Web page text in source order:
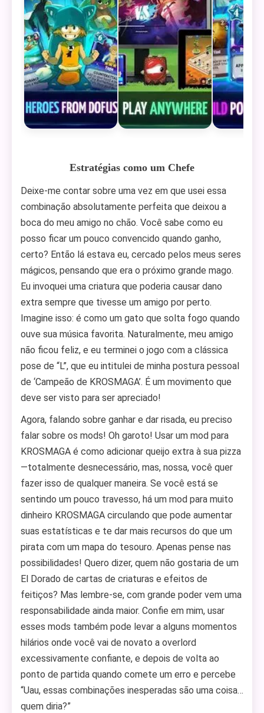
Estratégias como um Chefe
Deixe-me contar sobre uma vez em que usei essa
combinação absolutamente perfeita que deixou a
boca do meu amigo no chão. Você sabe como eu
posso ficar um pouco convencido quando ganho,
certo? Então lá estava eu, cercado pelos meus seres
mágicos, pensando que era o próximo grande mago.
Eu invoquei uma criatura que poderia causar dano
extra sempre que tivesse um amigo por perto.
Imagine isso: é como um gato que solta fogo quando
ouve sua música favorita. Naturalmente, meu amigo
não ficou feliz, e eu terminei o jogo com a clássica
pose de “L”, que eu intitulei de minha postura pessoal
de ‘Campeão de KROSMAGA’. É um movimento que
deve ser visto para ser apreciado!
Agora, falando sobre ganhar e dar risada, eu preciso
falar sobre os mods! Oh garoto! Usar um mod para
KROSMAGA é como adicionar queijo extra à sua pizza
—totalmente desnecessário, mas, nossa, você quer
fazer isso de qualquer maneira. Se você está se
sentindo um pouco travesso, há um mod para muito
dinheiro KROSMAGA circulando que pode aumentar
suas estatísticas e te dar mais recursos do que um
pirata com um mapa do tesouro. Apenas pense nas
possibilidades! Quero dizer, quem não gostaria de um
El Dorado de cartas de criaturas e efeitos de
feitiços? Mas lembre-se, com grande poder vem uma
responsabilidade ainda maior. Confie em mim, usar
esses mods também pode levar a alguns momentos
hilários onde você vai de novato a overlord
excessivamente confiante, e depois de volta ao
ponto de partida quando comete um erro e percebe
“Uau, essas combinações inesperadas são uma coisa…
quem diria?”